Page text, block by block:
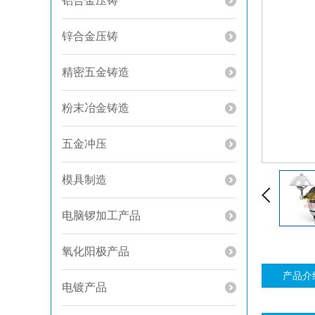
锌合金压铸
精密五金铸造
粉末冶金铸造
五金冲压
模具制造
电脑锣加工产品
氧化阳极产品
电镀产品
产品介